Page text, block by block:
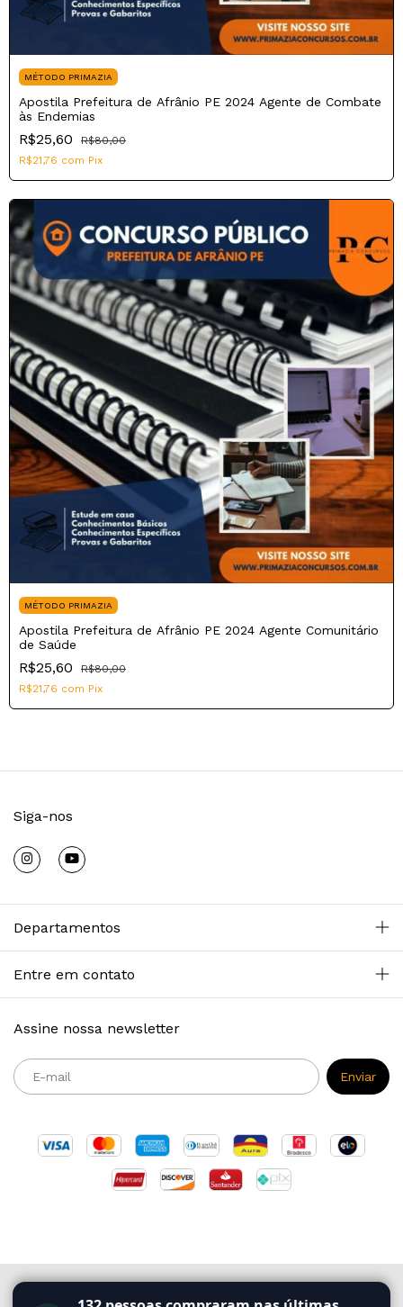
MÉTODO PRIMAZIA
Apostila Prefeitura de Afrânio PE 2024 Agente de Combate
às Endemias
R$25,60
R$80,00
R$21,76 com Pix
MÉTODO PRIMAZIA
Apostila Prefeitura de Afrânio PE 2024 Agente Comunitário
de Saúde
R$25,60
R$80,00
R$21,76 com Pix
Siga-nos
Departamentos
Entre em contato
Assine nossa newsletter
Copyright Primazia Concursos - 2026. Todos os direitos reservados.